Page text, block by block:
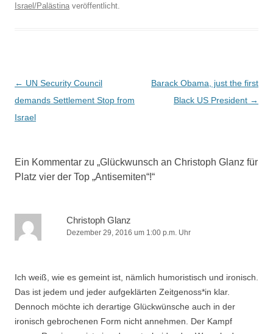
Israel/Palästina veröffentlicht.
Beitragsnavigation
← UN Security Council
demands Settlement Stop from
Israel
Barack Obama, just the first
Black US President →
Ein Kommentar zu „Glückwunsch an Christoph Glanz für
Platz vier der Top „Antisemiten“!“
Christoph Glanz
Dezember 29, 2016 um 1:00 p.m. Uhr
Ich weiß, wie es gemeint ist, nämlich humoristisch und ironisch.
Das ist jedem und jeder aufgeklärten Zeitgenoss*in klar.
Dennoch möchte ich derartige Glückwünsche auch in der
ironisch gebrochenen Form nicht annehmen. Der Kampf